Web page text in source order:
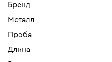
Бренд
Металл
Проба
Длина